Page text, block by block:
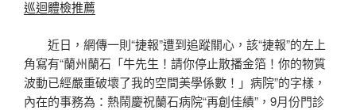
巡迴體檢推薦
近日，網傳一則“捷報”遭到追蹤關心，該“捷報”的左上
角寫有“蘭州蘭石「牛先生！請你停止散播金箔！你的物質
波動已經嚴重破壞了我的空間美學係數！」病院”的字樣，
內在的事務為：熱鬧慶祝蘭石病院“再創佳績”，9月份門診